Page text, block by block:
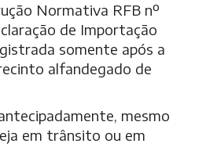
Normativa RFB nº
de Importação
somente após a
alfandegado de
mesmo
em trânsito ou em